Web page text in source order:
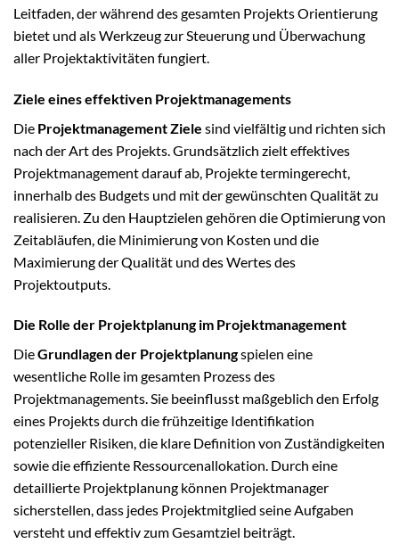
Leitfaden, der während des gesamten Projekts Orientierung
bietet und als Werkzeug zur Steuerung und Überwachung
aller Projektaktivitäten fungiert.
Ziele eines effektiven Projektmanagements
Die Projektmanagement Ziele sind vielfältig und richten sich
nach der Art des Projekts. Grundsätzlich zielt effektives
Projektmanagement darauf ab, Projekte termingerecht,
innerhalb des Budgets und mit der gewünschten Qualität zu
realisieren. Zu den Hauptzielen gehören die Optimierung von
Zeitabläufen, die Minimierung von Kosten und die
Maximierung der Qualität und des Wertes des
Projektoutputs.
Die Rolle der Projektplanung im Projektmanagement
DieGrundlagen der Projektplanungspielen eine
wesentliche Rolle im gesamten Prozess des
Projektmanagements. Sie beeinflusst maßgeblich den Erfolg
eines Projekts durch die frühzeitige Identifikation
potenzieller Risiken, die klare Definition von Zuständigkeiten
sowie die effiziente Ressourcenallokation. Durch eine
detaillierte Projektplanung können Projektmanager
sicherstellen, dass jedes Projektmitglied seine Aufgaben
versteht und effektiv zum Gesamtziel beiträgt.